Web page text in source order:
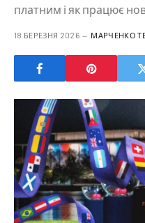
платним і як працює
18 БЕРЕЗНЯ 2026 МАРЧЕНКО